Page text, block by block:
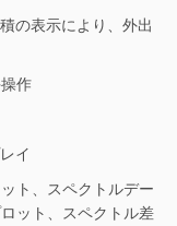
の表示により、外出
作
イ
ト、スペクトルデー
ット、スペクトル差